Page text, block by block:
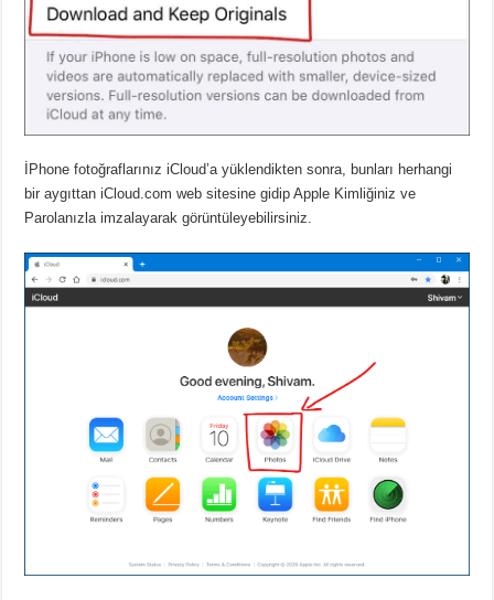
İPhone fotoğraflarınız iCloud’a yüklendikten sonra, bunları herhangi
bir aygıttan iCloud.com web sitesine gidip Apple Kimliğiniz ve
Parolanızla imzalayarak görüntüleyebilirsiniz.